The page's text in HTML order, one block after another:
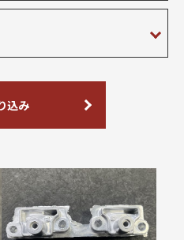
込み